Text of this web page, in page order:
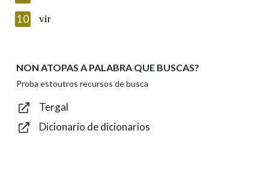
Introduce o código que aparece na imaxe:
Texto de verificación
10 vir
NON ATOPAS A PALABRA QUE BUSCAS?
Proba estoutros recursos de busca
Tergal
Dicionario de dicionarios